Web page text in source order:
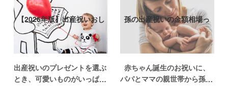
【2026年版】出産祝いおし
ゃれなプ…
出産祝いのプレゼントを選ぶ
とき、可愛いものがいっぱい
孫の出産祝いの金額相場っ
て？出産祝い…
赤ちゃん誕生のお祝いに、
パパとママの親世帯から孫誕